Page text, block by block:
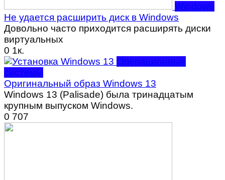
Windows
Не удается расширить диск в Windows
Довольно часто приходится расширять диски
виртуальных
0 1к.
Операционные
системы
Оригинальный образ Windows 13
Windows 13 (Palisade) была тринадцатым
крупным выпуском Windows.
0 707